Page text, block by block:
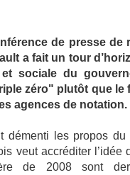
de presse de
a fait un tour
et sociale du
zéro" plutôt que le
agences de notation.
démenti les propos
veut accréditer l’idée
de 2008 sont